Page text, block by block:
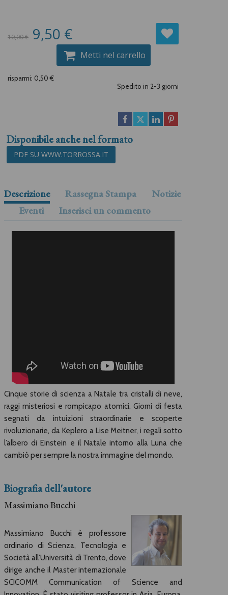
10,00 € 9,50 €
Metti nel carrello
risparmi: 0,50 €
Spedito in 2-3 giorni
Disponibile anche nel formato
PDF SU WWW.TORROSSA.IT
Descrizione Rassegna Stampa
Notizie
Eventi
Inserisci un commento
Cinque storie di scienza a Natale tra cristalli di neve,
raggi misteriosi e rompicapo atomici. Giorni di festa
segnati da intuizioni straordinarie e scoperte
rivoluzionarie, da Keplero a Lise Meitner, i regali sotto
l’albero di Einstein e il Natale intorno alla Luna che
cambiò per sempre la nostra immagine del mondo.
Biografia dell'autore
Massimiano Bucchi
Massimiano Bucchi è professore
ordinario di Scienza, Tecnologia e
Società all’Università di Trento, dove
dirige anche il Master internazionale
SCICOMM Communication of Science and